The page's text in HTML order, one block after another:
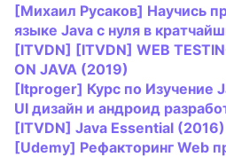
[Михаил Русаков] Научись
языке Java с нуля в
[ITVDN] [ITVDN] WEB
ON JAVA (2019)
[Itproger] Курс по Изучение
UI дизайн и андроид
[ITVDN] Java Essential (2016)
[Udemy] Рефакторинг Web